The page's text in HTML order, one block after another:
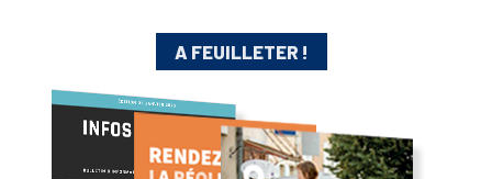
A FEUILLETER !